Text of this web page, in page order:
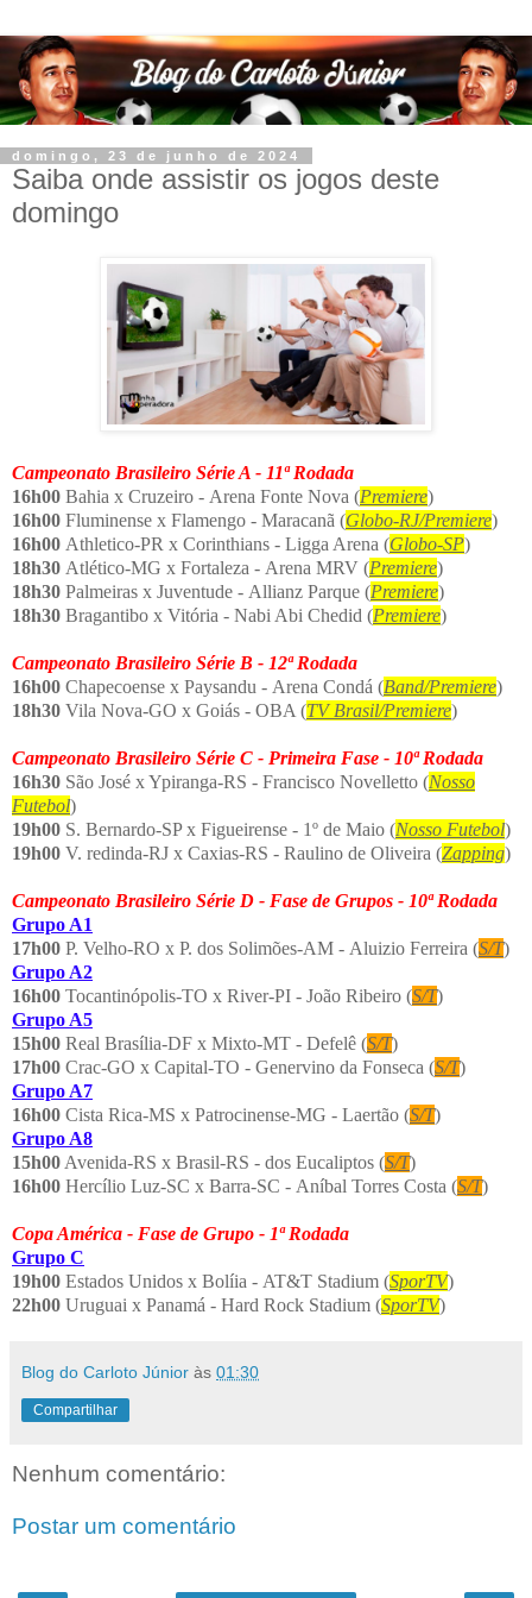
domingo, 23 de junho de 2024
Saiba onde assistir os jogos deste
domingo
Campeonato Brasileiro Série A - 11ª Rodada
16h00 Bahia x Cruzeiro - Arena Fonte Nova (Premiere)
16h00 Fluminense x Flamengo - Maracanã (Globo-RJ/Premiere)
16h00 Athletico-PR x Corinthians - Ligga Arena (Globo-SP)
18h30 Atlético-MG x Fortaleza - Arena MRV (Premiere)
18h30 Palmeiras x Juventude - Allianz Parque (Premiere)
18h30 Bragantibo x Vitória - Nabi Abi Chedid (Premiere)
Campeonato Brasileiro Série B - 12ª Rodada
16h00 Chapecoense x Paysandu - Arena Condá (Band/Premiere)
18h30 Vila Nova-GO x Goiás - OBA (TV Brasil/Premiere)
Campeonato Brasileiro Série C - Primeira Fase - 10ª Rodada
16h30 São José x Ypiranga-RS - Francisco Novelletto (Nosso
Futebol)
19h00 S. Bernardo-SP x Figueirense - 1º de Maio (Nosso Futebol)
19h00 V. redinda-RJ x Caxias-RS - Raulino de Oliveira (Zapping)
Campeonato Brasileiro Série D - Fase de Grupos - 10ª Rodada
Grupo A1
17h00 P. Velho-RO x P. dos Solimões-AM - Aluizio Ferreira (S/T)
Grupo A2
16h00 Tocantinópolis-TO x River-PI - João Ribeiro (S/T)
Grupo A5
15h00 Real Brasília-DF x Mixto-MT - Defelê (S/T)
17h00 Crac-GO x Capital-TO - Genervino da Fonseca (S/T)
Grupo A7
16h00 Cista Rica-MS x Patrocinense-MG - Laertão (S/T)
Grupo A8
15h00Avenida-RS x Brasil-RS - dos Eucaliptos (S/T)
16h00 Hercílio Luz-SC x Barra-SC - Aníbal Torres Costa (S/T)
Copa América - Fase de Grupo - 1ª Rodada
Grupo C
19h00 Estados Unidos x Bolíia - AT&T Stadium (SporTV)
22h00 Uruguai x Panamá - Hard Rock Stadium (SporTV)
Blog do Carloto Júnior às 01:30
Compartilhar
Nenhum comentário:
Postar um comentário